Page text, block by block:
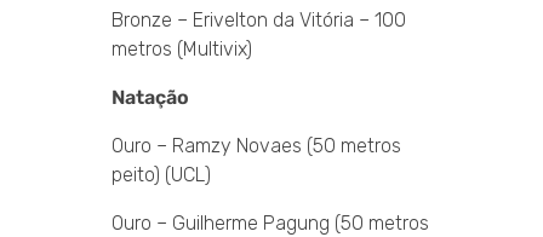
Bronze – Erivelton da Vitória – 100
metros (Multivix)
Natação
Ouro – Ramzy Novaes (50 metros
peito) (UCL)
Ouro – Guilherme Pagung (50 metros